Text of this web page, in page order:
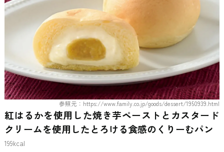
参照元：https://www.family.co.jp/goods/dessert/1950939.html
紅はるかを使用した焼き芋ペーストとカスタード
クリームを使用したとろける食感のくりーむパン
199kcal